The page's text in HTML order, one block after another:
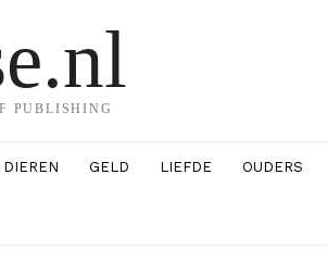
PUBLISHING
DIEREN GELD LIEFDE OUDERS